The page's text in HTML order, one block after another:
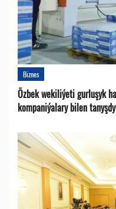
Biznes
Özbek wekiliýeti gurluşyk
kompaniýalary bilen tanyşdy